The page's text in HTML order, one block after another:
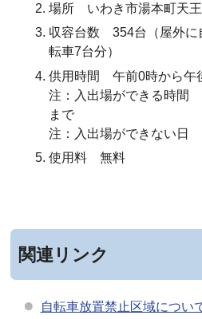
場所 いわき市湯本町天
収容台数 354台（屋外に
転車7台分）
供用時間 午前0時から午
注：入出場ができる時間
まで
注：入出場ができない日
使用料 無料
関連リンク
自転車放置禁止区域につい